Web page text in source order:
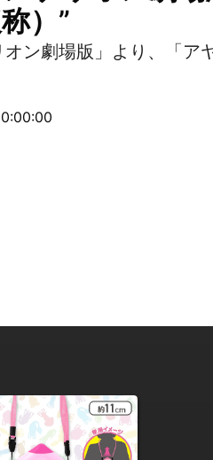
）”
オン劇場版」より、「